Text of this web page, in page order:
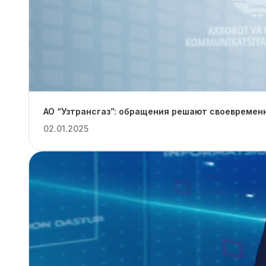
АО “Узтрансгаз”: обращения решают
02.01.2025